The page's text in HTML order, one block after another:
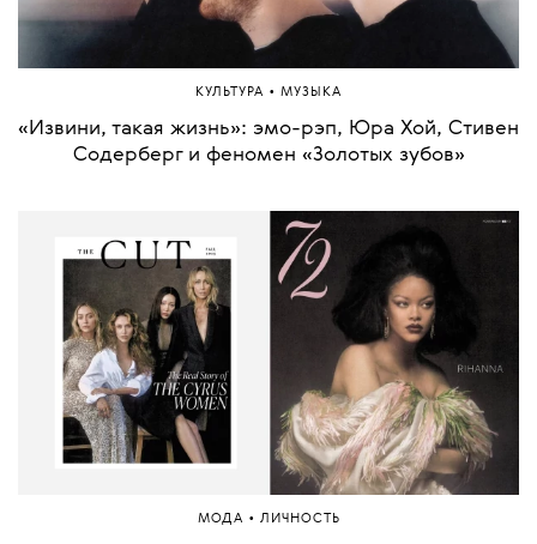
КУЛЬТУРА • МУЗЫКА
«Извини, такая жизнь»: эмо-рэп, Юра Хой, Стивен
Содерберг и феномен «Золотых зубов»
МОДА • ЛИЧНОСТЬ